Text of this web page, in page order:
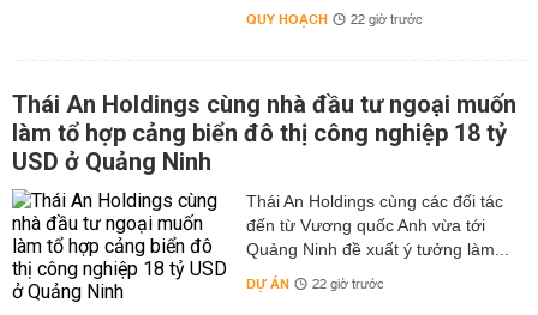
QUY HOẠCH 22 giờ trước
Thái An Holdings cùng nhà đầu tư ngoại muốn
làm tổ hợp cảng biển đô thị công nghiệp 18 tỷ
USD ở Quảng Ninh
Thái An Holdings cùng các đối tác
đến từ Vương quốc Anh vừa tới
Quảng Ninh đề xuất ý tưởng làm...
DỰ ÁN 22 giờ trước